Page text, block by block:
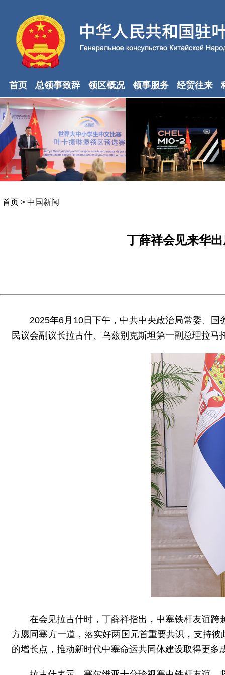
首页 总领事致辞 领区概况 领事服务 经贸往来
首页 > 中国新闻
丁薛祥会见来华
2025年6月10日下午，中共中央政治局常委、
民议会副议长拉古什、乌兹别克斯坦第一副总理拉马
在会见拉古什时，丁薛祥指出，中塞铁杆友谊
方愿同塞方一道，落实好两国元首重要共识，支持
的增长点，推动新时代中塞命运共同体建设取得更多